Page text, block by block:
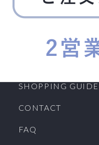
SHOPPING GUIDE
CONTACT
FAQ